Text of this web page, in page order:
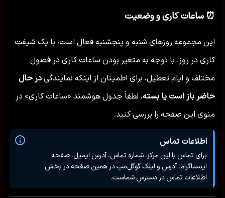
⏰ ساعات کاری و وضعیت
این مجموعه روزهای شنبه و پنجشنبه فعال است، با یک شیفت
کاری در روز. با توجه به متغیر بودن ساعات کاری در فصول
مختلف و ایام تعطیل، برای اطمینان از اینکه نمایندگی در حال
حاضر باز است یا بسته، لطفاً جدول هوشمند «ساعات کاری» در
منوی این صفحه را بررسی کنید.
اطلاعات تماس
برای تماس با این مرکز، شماره تماس، آدرس ایمیل، صفحه
اینستاگرام، آدرس و لینک گوگل‌مپ در همین صفحه در بخش
اطلاعات تماس در دسترس شماست.